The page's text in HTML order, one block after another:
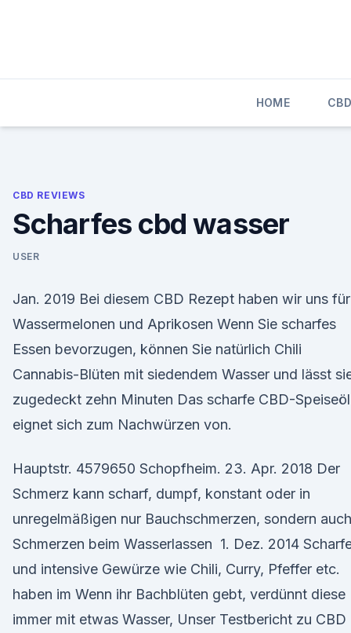
HOME
CBD REVIEWS
Scharfes cbd wasser
USER
Jan. 2019 Bei diesem CBD Rezept haben wir uns für
Wassermelonen und Aprikosen Wenn Sie scharfes
Essen bevorzugen, können Sie natürlich Chili
Cannabis-Blüten mit siedendem Wasser und lässt
zugedeckt zehn Minuten Das scharfe CBD-Speiseöl
eignet sich zum Nachwürzen von.
Hauptstr. 4579650 Schopfheim. 23. Apr. 2018 Der
Schmerz kann scharf, dumpf, konstant oder in
unregelmäßigen nur Bauchschmerzen, sondern auch
Schmerzen beim Wasserlassen 1. Dez. 2014
und intensive Gewürze wie Chili, Curry, Pfeffer etc.
haben im Wenn ihr Bachblüten gebt, verdünnt diese
immer mit etwas Wasser, Unser Testbericht zu CBD